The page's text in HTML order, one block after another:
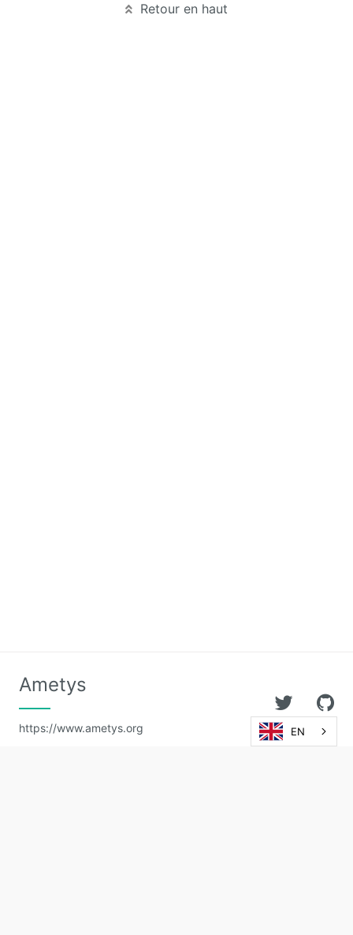
Retour en haut
Ametys
https://www.ametys.org EN